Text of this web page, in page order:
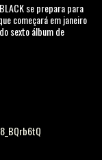
se prepara para
começará em janeiro
sexto álbum de